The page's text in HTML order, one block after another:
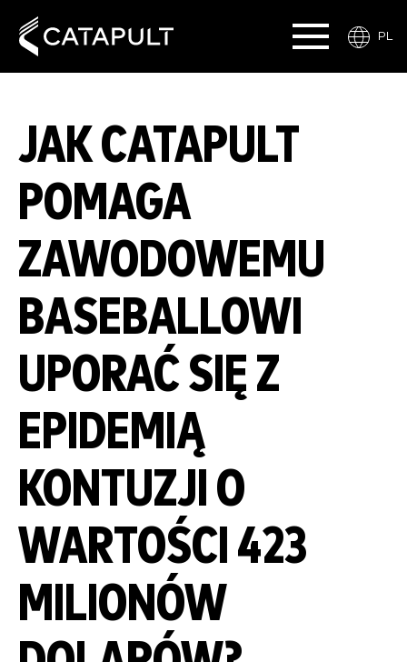
PL
JAK CATAPULT
POMAGA
ZAWODOWEMU
BASEBALLOWI
UPORAĆ SIĘ Z
EPIDEMIĄ
KONTUZJI O
WARTOŚCI 423
MILIONÓW